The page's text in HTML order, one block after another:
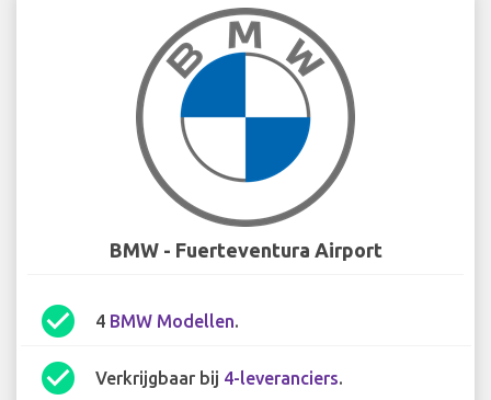
BMW - Fuerteventura Airport
check_circle 4 BMW Modellen.
check_circle Verkrijgbaar bij 4-leveranciers.